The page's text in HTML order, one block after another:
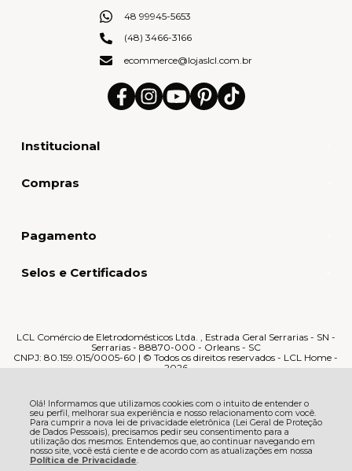
Olá! Informamos que utilizamos cookies com o intuito de entender o
seu perfil, melhorar sua experiência e nosso relacionamento com você.
Para cumprir a nova lei de privacidade eletrônica (Lei Geral de Proteção
de Dados Pessoais), precisamos pedir seu consentimento para a
utilização dos mesmos. Entendemos que, ao continuar navegando em
nosso site, você está ciente e de acordo com as atualizações em nossa
Política de Privacidade.
Institucional
Compras
48 99945-5653
(48) 3466-3166
ecommerce@lojaslcl.com.br
Pagamento
Selos e Certificados
LCL Comércio de Eletrodomésticos Ltda. , Estrada Geral Serrarias - SN -
Serrarias - 88870-000 - Orleans - SC
CNPJ: 80.159.015/0005-60 | © Todos os direitos reservados - LCL Home -
2026